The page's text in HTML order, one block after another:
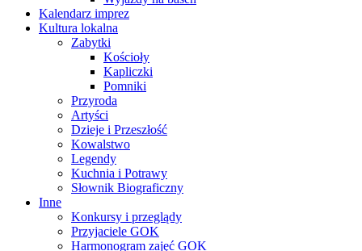
Kalendarz imprez
Kultura lokalna
Zabytki
Kościoły
Kapliczki
Pomniki
Przyroda
Artyści
Dzieje i Przeszłość
Kowalstwo
Legendy
Kuchnia i Potrawy
Słownik Biograficzny
Inne
Konkursy i przeglądy
Przyjaciele GOK
Harmonogram zajęć GOK